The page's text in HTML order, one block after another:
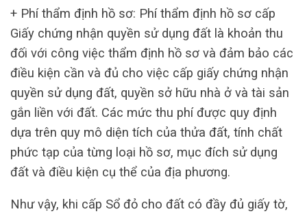
+ Phí thẩm định hồ sơ: Phí thẩm định hồ sơ cấp
Giấy chứng nhận quyền sử dụng đất là khoản thu
đối với công việc thẩm định hồ sơ và đảm bảo các
điều kiện cần và đủ cho việc cấp giấy chứng nhận
quyền sử dụng đất, quyền sở hữu nhà ở và tài sản
gắn liền với đất. Các mức thu phí được quy định
dựa trên quy mô diện tích của thửa đất, tính chất
phức tạp của từng loại hồ sơ, mục đích sử dụng
đất và điều kiện cụ thể của địa phương.
Như vậy, khi cấp Sổ đỏ cho đất có đầy đủ giấy tờ,